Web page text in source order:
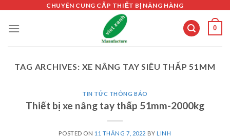
content
CHUYÊN CUNG CẤP THIẾT BỊ NÂNG HÀNG
0
TAG ARCHIVES: XE NÂNG TAY SIÊU THẤP 51MM
TIN TỨC THÔNG BÁO
Thiết bị xe nâng tay thấp 51mm-2000kg
POSTED ON 11 THÁNG 7, 2022 BYLINH